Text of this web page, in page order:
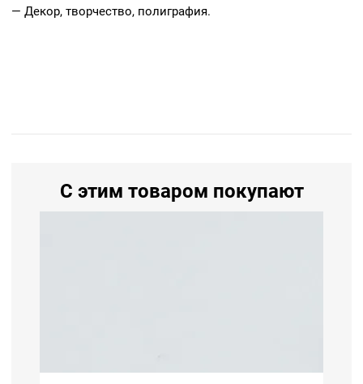
— Декор, творчество, полиграфия.
С этим товаром покупают